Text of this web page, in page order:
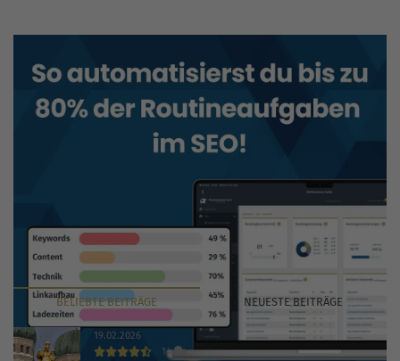
BELIEBTEBEITRÄGE NEUESTEBEITRÄGE
19.02.2026
14